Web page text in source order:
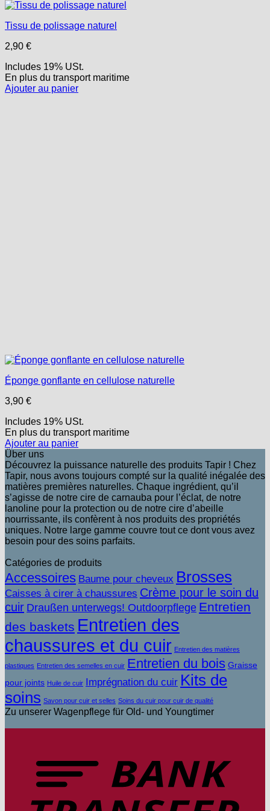
Tissu de polissage naturel
2,90 €
Includes 19% USt.
En plus du transportmaritime
Ajouter au panier
Éponge gonflante en cellulose naturelle
3,90 €
Includes 19% USt.
En plus du transportmaritime
Ajouter au panier
Über uns
Découvrez la puissance naturelle des produits Tapir ! Chez
Tapir, nous avons toujours compté sur la qualité inégalée des
matières premières naturelles. Chaque ingrédient, qu’il
s’agisse de notre cire de carnauba pour l’éclat, de notre
lanoline pour la protection ou de notre cire d’abeille
nourrissante, ils confèrent à nos produits des propriétés
uniques. Notre large gamme couvre tout ce dont vous avez
besoin pour des soins parfaits.
Catégories de produits
Accessoires Baume pour cheveux Brosses
Caisses à cirer à chaussures Crème pour le soin du
cuir Draußen unterwegs! Outdoorpflege Entretien
des baskets Entretien des
chaussures et du cuir Entretien des matières
plastiques Entretien des semelles en cuir Entretien du bois Graisse
pour joints Huile de cuir Imprégnation du cuir Kits de
soins Savon pour cuir et selles Soins du cuir pour cuir de qualité
Zu unserer Wagenpflege für Old- und Youngtimer